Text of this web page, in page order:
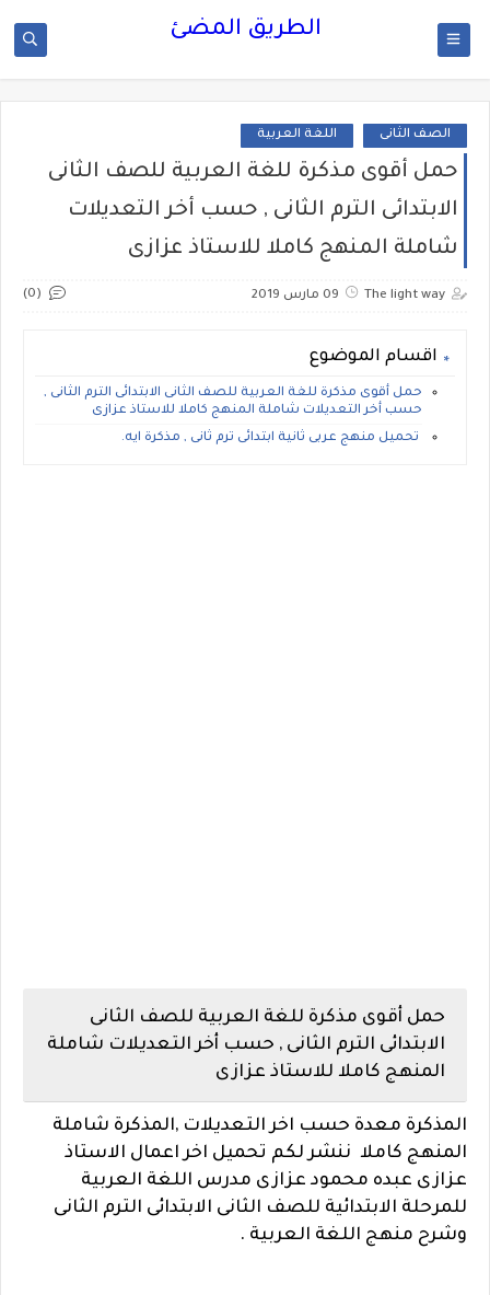
الطريق المضئ
الصف الثانى اللغة العربية
حمل أقوى مذكرة للغة العربية للصف الثانى
الابتدائى الترم الثانى , حسب أخر التعديلات
شاملة المنهج كاملا للاستاذ عزازى
The light way 09 مارس 2019 (0)
اقسام الموضوع
حمل أقوى مذكرة للغة العربية للصف الثانى الابتدائى الترم الثانى ,
حسب أخر التعديلات شاملة المنهج كاملا للاستاذ عزازى
تحميل منهج عربى ثانية ابتدائى ترم ثانى , مذكرة ايه.
حمل أقوى مذكرة للغة العربية للصف الثانى
الابتدائى الترم الثانى , حسب أخر التعديلات شاملة
المنهج كاملا للاستاذ عزازى
المذكرة معدة حسب اخر التعديلات ,المذكرة شاملة
المنهج كاملا ننشر لكم تحميل اخر اعمال الاستاذ
عزازى عبده محمود عزازى مدرس اللغة العربية
للمرحلة الابتدائية للصف الثانى الابتدائى الترم الثانى
وشرح منهج اللغة العربية .